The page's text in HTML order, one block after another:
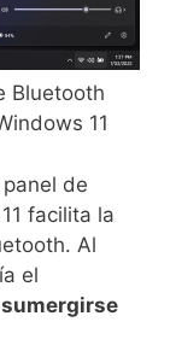
Bluetooth
11
de
facilita la
Al
el